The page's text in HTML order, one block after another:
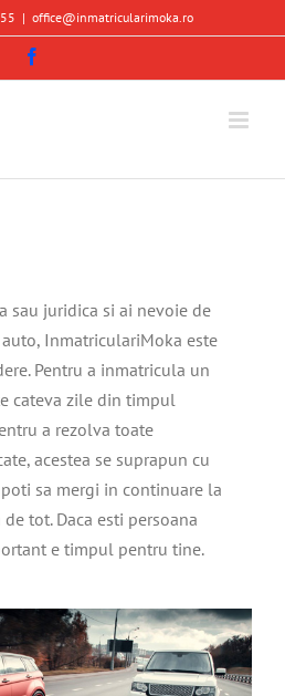
| office@inmatricularimoka.ro
sau juridica si ai nevoie de
InmatriculariMoka este
Pentru a inmatricula un
cateva zile din timpul
a rezolva toate
acestea se suprapun cu
sa mergi in continuare la
tot. Daca esti persoana
e timpul pentru tine.